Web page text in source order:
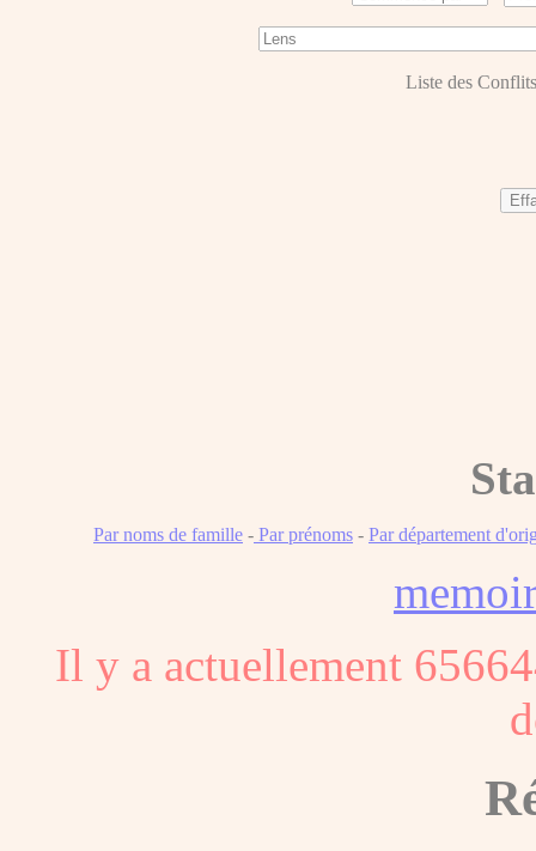
Liste des
Par noms de famille - Par prénoms - Par département
Il y a actuellement